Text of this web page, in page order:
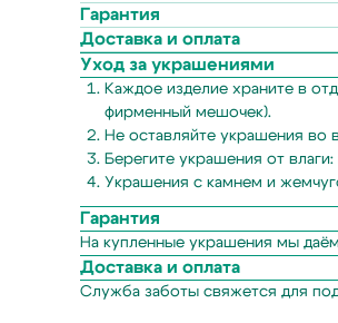
Гарантия
Доставка и оплата
Уход за украшениями
Каждое изделие храните в
фирменный мешочек).
Не оставляйте украшения
Берегите украшения от
Украшения с камнем и
Гарантия
На купленные украшения мы
Доставка и оплата
Служба заботы свяжется для